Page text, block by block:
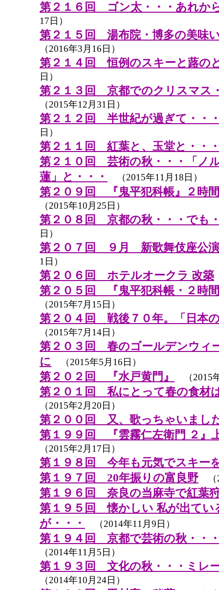
第２１６回 ゴン太・・・あれか
17日）
第２１５回 湯布院・博多の美味
（2016年3月16日）
第２１４回 恒例のスキーと蕗の
日）
第２１３回 京都でのクリスマス
（2015年12月31日）
第２１２回 半世紀が過ぎて・・
日）
第２１１回 紅葉と、玉堂と・・
第２１０回 芸術の秋・・・「ノ
蓮」と・・・
（2015年11月18日）
第２０９回 『鬼平犯科帳』２時
（2015年10月25日）
第２０８回 京都の秋・・・でも
日）
第２０７回 ９月 新歌舞伎座公
1日）
第２０６回 ホテルオークラ 改築
第２０５回 『鬼平犯科帳・２時
（2015年7月15日）
第２０４回 戦後７０年。「日本
（2015年7月14日）
第２０３回 春のゴールデンウィ
に （2015年5月16日）
第２０２回 『水戸黄門』 （2015
第２０１回 私にとって春の食材
（2015年2月20日）
第２００回 又、歌っちゃいまし
第１９９回 『雲霧仁左衛門 ２』
（2015年2月17日）
第１９８回 今年も元気でスキー
第１９７回 20年振りの富良野 （
第１９６回 奈良の当麻寺で紅葉
第１９５回 懐かしい 私が出てい
が・・・
（2014年11月9日）
第１９４回 京都で芸術の秋・・
（2014年11月5日）
第１９３回 文化の秋・・・ミレ
（2014年10月24日）